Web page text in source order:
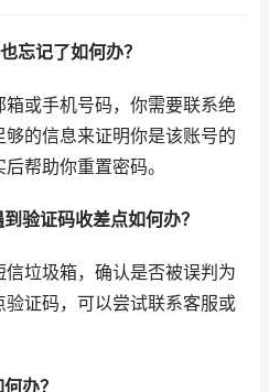
忘记了如何办？
或手机号码，你需要联系绝
的信息来证明你是该账号的
帮助你重置密码。
验证码收差点如何办？
垃圾箱，确认是否被误判为
证码，可以尝试联系客服或
办？